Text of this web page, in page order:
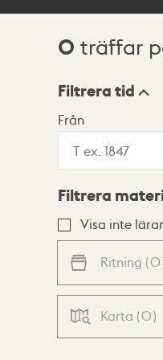
0 träffar
Visningsläge
Lista
Filtrera tid
Från
Filtrera
Visa inte
Ritning (0
Karta (0)